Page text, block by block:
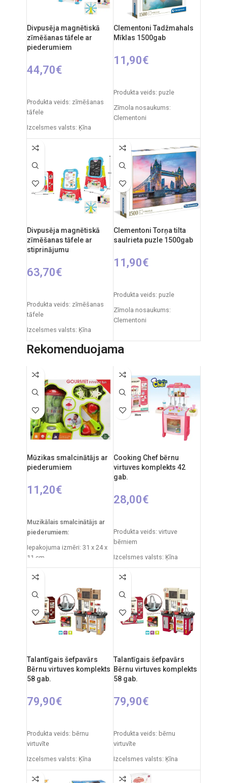
Divpusēja magnētiskā
zīmēšanas tāfele ar
piederumiem
44,70€
Produkta veids: zīmēšanas
tāfele
Izcelsmes valsts: Ķīna
50 cm
Produkta izmēri: 30 x 49 x 67
Ieteicamais vecums: no 3
Clementoni Tadžmahals
Mīklas 1500gab
11,90€
Produkta veids: puzle
Zīmola nosaukums:
Clementoni
Iepakojuma izmēri: 37 x 5 x
Gabaliņu skaits: 1500
Ieteicamais vecums: no 14
gadiem.
Divpusēja magnētiskā
zīmēšanas tāfele ar
stiprinājumu
63,70€
Produkta veids: zīmēšanas
tāfele
Izcelsmes valsts: Ķīna
Iepakojuma izmēri: 12 x 53,5
x 61,5 cm
Produkta izmēri: 33 x 58 x 84
Ieteicamais vecums: no 3
gadiem.
Clementoni Torņa tilta
saulrieta puzle 1500gab
11,90€
Produkta veids: puzle
Zīmola nosaukums:
Clementoni
Iepakojuma izmēri: 37 x 5 x
Gabaliņu skaits: 1500
Ieteicamais vecums: no 14
gadiem.
Rekomenduojama
Mūzikas smalcinātājs ar
piederumiem
11,20€
Muzikālais smalcinātājs ar
piederumiem:
Iepakojuma izmēri: 31 x 24 x
11 cm
Svars: 490 g
Ieteicamais vecums: no 3
gadiem
Nepieciešamie elementi:
2xAA
Cooking Chef bērnu
virtuves komplekts 42
gab.
28,00€
Produkta veids: virtuve
bērniem
Izcelsmes valsts: Ķīna
51,5 cm
Produkta materiāls:
plastmasa
Ieteicamais vecums: no 3
Talantīgais šefpavārs
Bērnu virtuves komplekts
58 gab.
79,90€
Produkta veids: bērnu
virtuvīte
Izcelsmes valsts: Ķīna
Iepakojuma izmēri: 14,5 x 55
Talantīgais šefpavārs
Bērnu virtuves komplekts
58 gab.
79,90€
Produkta veids: bērnu
virtuvīte
Izcelsmes valsts: Ķīna
Iepakojuma izmēri: 14,5 x 55